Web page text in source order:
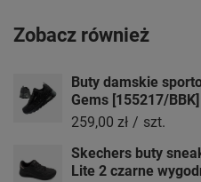
Zobacz również
Buty damskie
Gems [155217/
259,00 zł / szt.
Skechers buty
Lite 2 czarne